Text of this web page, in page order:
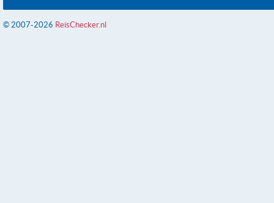
© 2007-2026 ReisChecker.nl